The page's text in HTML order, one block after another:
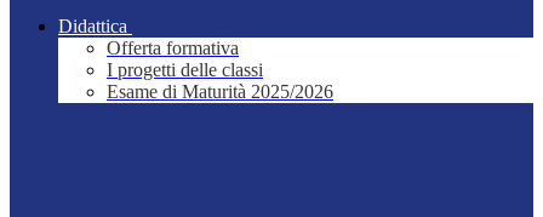
Didattica
Offerta formativa
I progetti delle classi
Esame di Maturità 2025/2026